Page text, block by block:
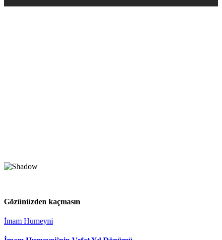
Gözünüzden kaçmasın
İmam Humeyni